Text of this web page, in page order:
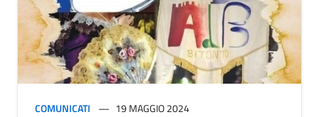
COMUNICATI 19 MAGGIO 2024